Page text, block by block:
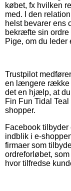
købet, fx hvilken
med. I den
helst bevarer ens
bekræfte sin
Pige, om du leder
Trustpilot
en længere række
det en hjælp, at
Fin Fun Tidal
shopper.
Facebook tilbyder
indblik i e-
firmaer som
ordreforløbet,
hvor tilfredse